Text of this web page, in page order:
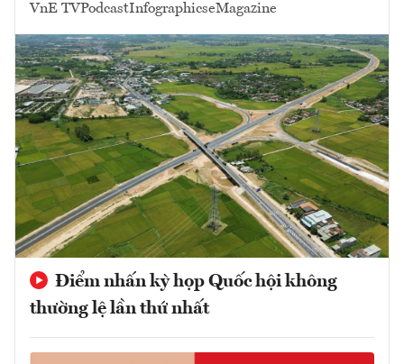
VnE TVPodcastInfographicseMagazine
Điểm nhấn kỳ họp Quốc hội không
thường lệ lần thứ nhất